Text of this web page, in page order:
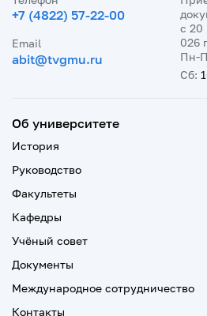
+7 (4822) 57-22-00
Email
abit@tvgmu.ru
с 20
026
Пн-
Сб:
Об университете
История
Руководство
Факультеты
Кафедры
Учёный совет
Документы
Международное сотрудничество
Контакты